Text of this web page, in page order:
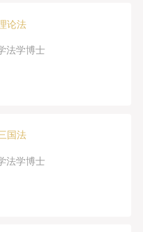
论法
法学博士
国法
法学博士